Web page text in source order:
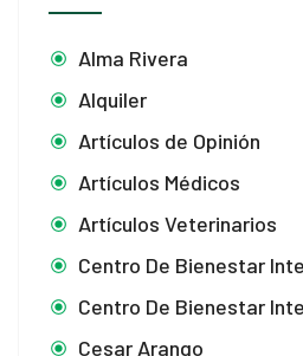
Alma Rivera
Alquiler
Artículos de Opinión
Artículos Médicos
Artículos Veterinarios
Centro De Bienestar
Centro De Bienestar
Cesar Arango